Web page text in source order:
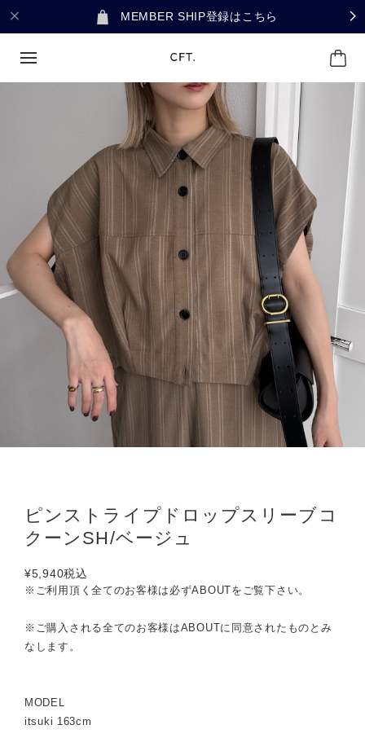
MEMBER SHIP登録はこちら
ピンストライプドロップスリーブコ
クーンSH/ベージュ
¥5,940税込
※ご利用頂く全てのお客様は必ずABOUTをご覧下さい。
※ご購入される全てのお客様はABOUTに同意されたものとみ
なします。
MODEL
itsuki 163cm